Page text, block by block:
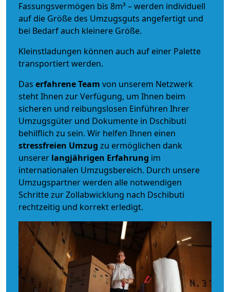
Fassungsvermögen bis 8m³ – werden individuell
auf die Größe des Umzugsguts angefertigt und
bei Bedarf auch kleinere Größe.
Kleinstladungen können auch auf einer Palette
transportiert werden.
Das erfahrene Team von unserem Netzwerk
steht Ihnen zur Verfügung, um Ihnen beim
sicheren und reibungslosen Einführen Ihrer
Umzugsgüter und Dokumente in Dschibuti
behilflich zu sein. Wir helfen Ihnen einen
stressfreien Umzug zu ermöglichen dank
unserer langjährigen Erfahrung im
internationalen Umzugsbereich. Durch unsere
Umzugspartner werden alle notwendigen
Schritte zur Zollabwicklung nach Dschibuti
rechtzeitig und korrekt erledigt.